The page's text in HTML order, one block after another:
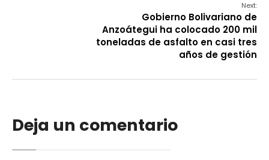
Next:
Gobierno Bolivariano de
Anzoátegui ha colocado 200 mil
toneladas de asfalto en casi tres
años de gestión
Deja un comentario